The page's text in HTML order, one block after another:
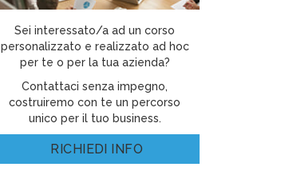
Sei interessato/a ad un corso
personalizzato e realizzato ad hoc
per te o per la tua azienda?
Contattaci senza impegno,
costruiremo con te un percorso
unico per il tuo business.
RICHIEDI INFO